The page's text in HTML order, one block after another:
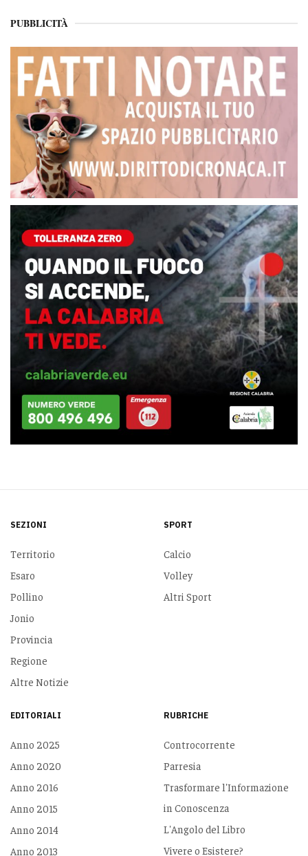
PUBBLICITÀ
SEZIONI
Territorio
Esaro
Pollino
Jonio
Provincia
Regione
Altre Notizie
SPORT
Calcio
Volley
Altri Sport
EDITORIALI
Anno 2025
Anno 2020
Anno 2016
Anno 2015
Anno 2014
Anno 2013
RUBRICHE
Controcorrente
Parresia
Trasformare l'Informazione
in Conoscenza
L'Angolo del Libro
Vivere o Esistere?